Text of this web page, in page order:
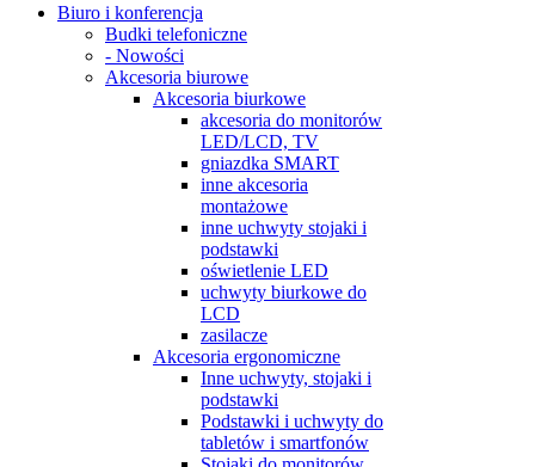
Biuro i konferencja
Budki telefoniczne
- Nowości
Akcesoria biurowe
Akcesoria biurkowe
akcesoria do monitorów
LED/LCD, TV
gniazdka SMART
inne akcesoria
montażowe
inne uchwyty stojaki i
podstawki
oświetlenie LED
uchwyty biurkowe do
LCD
zasilacze
Akcesoria ergonomiczne
Inne uchwyty, stojaki i
podstawki
Podstawki i uchwyty do
tabletów i smartfonów